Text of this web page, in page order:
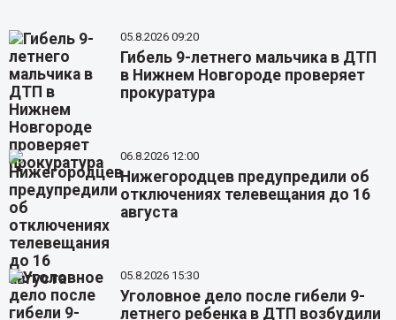
05.8.2026 09:20
Гибель 9-летнего мальчика в ДТП
в Нижнем Новгороде проверяет
прокуратура
06.8.2026 12:00
Нижегородцев предупредили об
отключениях телевещания до 16
августа
05.8.2026 15:30
Уголовное дело после гибели 9-
летнего ребенка в ДТП возбудили